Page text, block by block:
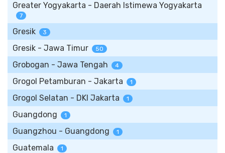
Greater Yogyakarta - Daerah Istimewa Yogyakarta
7
Gresik 3
Gresik - Jawa Timur 50
Grobogan - Jawa Tengah 4
Grogol Petamburan - Jakarta 1
Grogol Selatan - DKI Jakarta 1
Guangdong 1
Guangzhou - Guangdong 1
Guatemala 1